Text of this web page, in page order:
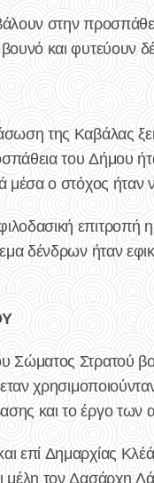
στην
και φυτεύουν
της Καβάλας
του Δήμου
μέσα ο στόχος ήταν
επιτροπή
δένδρων ήταν
Σώματος Στρατού
και το έργο των
επί Δημαρχίας
μέλη τον Δασάρχη